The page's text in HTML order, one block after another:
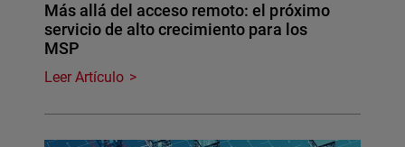
Más allá del acceso remoto: el próximo
servicio de alto crecimiento para los
MSP
Leer Artículo